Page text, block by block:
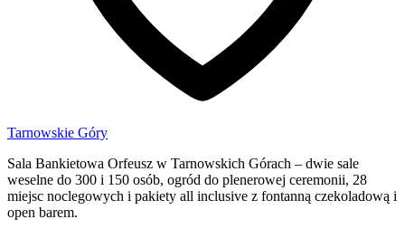
Tarnowskie Góry
Sala Bankietowa Orfeusz w Tarnowskich Górach – dwie sale
weselne do 300 i 150 osób, ogród do plenerowej ceremonii, 28
miejsc noclegowych i pakiety all inclusive z fontanną czekoladową i
open barem.